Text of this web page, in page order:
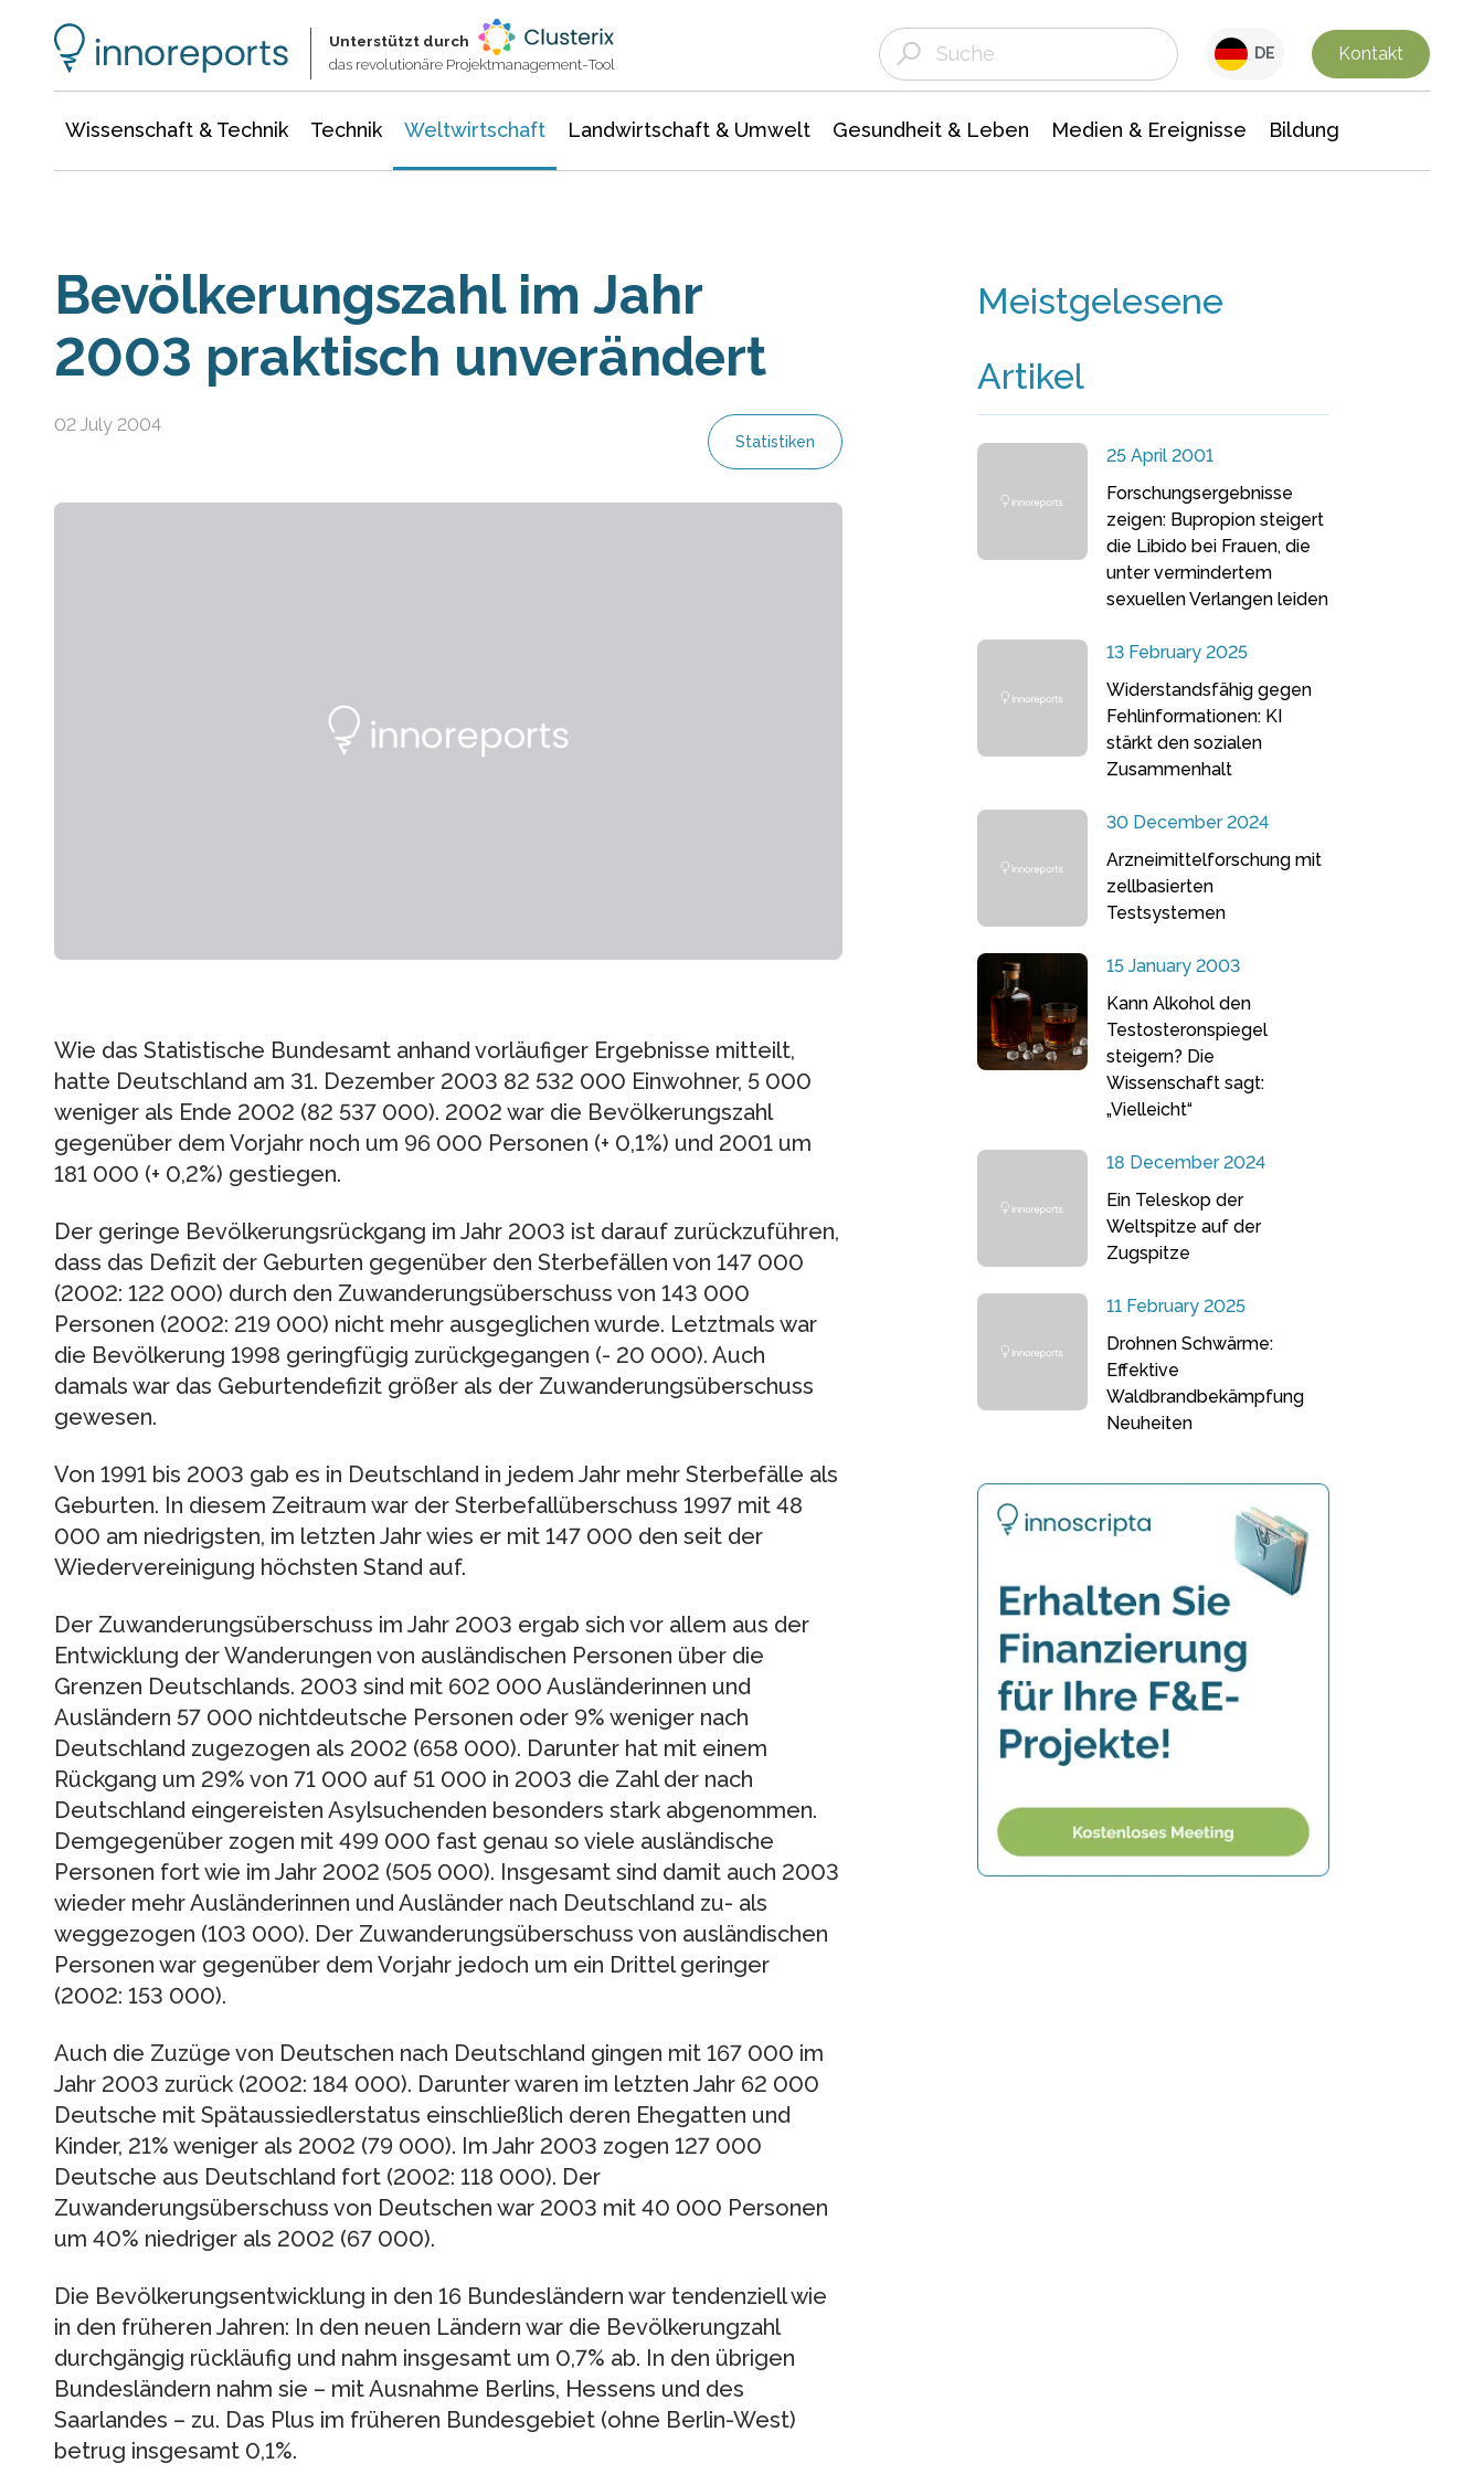
Unterstützt durch
das revolutionäre Projektmanagement-Tool
DE Kontakt
Wissenschaft & Technik Technik Weltwirtschaft Landwirtschaft & Umwelt Gesundheit & Leben Medien & Ereignisse Bildung
Bevölkerungszahl im Jahr
2003 praktisch unverändert
02 July 2004
Statistiken
Wie das Statistische Bundesamt anhand vorläufiger Ergebnisse mitteilt,
hatte Deutschland am 31. Dezember 2003 82 532 000 Einwohner, 5 000
weniger als Ende 2002 (82 537 000). 2002 war die Bevölkerungszahl
gegenüber dem Vorjahr noch um 96 000 Personen (+ 0,1%) und 2001 um
181 000 (+ 0,2%) gestiegen.
Der geringe Bevölkerungsrückgang im Jahr 2003 ist darauf zurückzuführen,
dass das Defizit der Geburten gegenüber den Sterbefällen von 147 000
(2002: 122 000) durch den Zuwanderungsüberschuss von 143 000
Personen (2002: 219 000) nicht mehr ausgeglichen wurde. Letztmals war
die Bevölkerung 1998 geringfügig zurückgegangen (- 20 000). Auch
damals war das Geburtendefizit größer als der Zuwanderungsüberschuss
gewesen.
Von 1991 bis 2003 gab es in Deutschland in jedem Jahr mehr Sterbefälle als
Geburten. In diesem Zeitraum war der Sterbefallüberschuss 1997 mit 48
000 am niedrigsten, im letzten Jahr wies er mit 147 000 den seit der
Wiedervereinigung höchsten Stand auf.
Der Zuwanderungsüberschuss im Jahr 2003 ergab sich vor allem aus der
Entwicklung der Wanderungen von ausländischen Personen über die
Grenzen Deutschlands. 2003 sind mit 602 000 Ausländerinnen und
Ausländern 57 000 nichtdeutsche Personen oder 9% weniger nach
Deutschland zugezogen als 2002 (658 000). Darunter hat mit einem
Rückgang um 29% von 71 000 auf 51 000 in 2003 die Zahl der nach
Deutschland eingereisten Asylsuchenden besonders stark abgenommen.
Demgegenüber zogen mit 499 000 fast genau so viele ausländische
Personen fort wie im Jahr 2002 (505 000). Insgesamt sind damit auch 2003
wieder mehr Ausländerinnen und Ausländer nach Deutschland zu- als
weggezogen (103 000). Der Zuwanderungsüberschuss von ausländischen
Personen war gegenüber dem Vorjahr jedoch um ein Drittel geringer
(2002: 153 000).
Auch die Zuzüge von Deutschen nach Deutschland gingen mit 167 000 im
Jahr 2003 zurück (2002: 184 000). Darunter waren im letzten Jahr 62 000
Deutsche mit Spätaussiedlerstatus einschließlich deren Ehegatten und
Kinder, 21% weniger als 2002 (79 000). Im Jahr 2003 zogen 127 000
Deutsche aus Deutschland fort (2002: 118 000). Der
Zuwanderungsüberschuss von Deutschen war 2003 mit 40 000 Personen
um 40% niedriger als 2002 (67 000).
Die Bevölkerungsentwicklung in den 16 Bundesländern war tendenziell wie
in den früheren Jahren: In den neuen Ländern war die Bevölkerungzahl
durchgängig rückläufig und nahm insgesamt um 0,7% ab. In den übrigen
Bundesländern nahm sie – mit Ausnahme Berlins, Hessens und des
Saarlandes – zu. Das Plus im früheren Bundesgebiet (ohne Berlin-West)
betrug insgesamt 0,1%.
Meistgelesene
Artikel
25 April 2001
Forschungsergebnisse
zeigen: Bupropion steigert
die Libido bei Frauen, die
unter vermindertem
sexuellen Verlangen leiden
13 February 2025
Widerstandsfähig gegen
Fehlinformationen: KI
stärkt den sozialen
Zusammenhalt
30 December 2024
Arzneimittelforschung mit
zellbasierten
Testsystemen
15 January 2003
Kann Alkohol den
Testosteronspiegel
steigern? Die
Wissenschaft sagt:
„Vielleicht“
18 December 2024
Ein Teleskop der
Weltspitze auf der
Zugspitze
11 February 2025
Drohnen Schwärme:
Effektive
Waldbrandbekämpfung
Neuheiten